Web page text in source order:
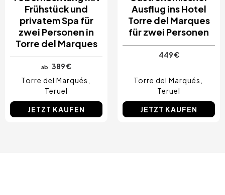
Frühstück und
privatem Spa für
zwei Personen in
Torre del Marques
ab
389 €
Torre del Marqués
Teruel
JETZT KAUFEN
Ausflug ins Hotel
Torre del Marques
für zwei Personen
449 €
Torre del Marqués
Teruel
JETZT KAUFEN